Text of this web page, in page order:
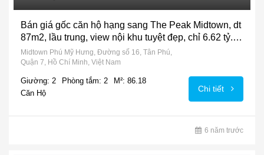
Bán giá gốc căn hộ hạng sang The Peak Midtown, dt
87m2, lầu trung, view nội khu tuyệt đẹp, chỉ 6.62 tỷ.
LH 0902427307
Midtown Phú Mỹ Hưng, Đường số 16, Tân Phú,
Quận 7, Hồ Chí Minh, Việt Nam
Giường: 2 Phòng tắm: 2
M²: 86.18
Căn Hộ
Chi tiết
6 năm trước